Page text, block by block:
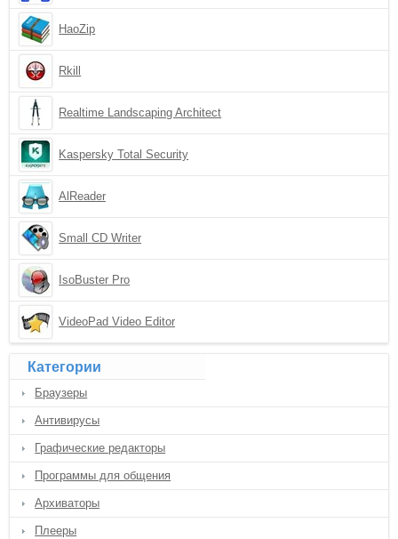
HaoZip
Rkill
Realtime Landscaping Architect
Kaspersky Total Security
AlReader
Small CD Writer
IsoBuster Pro
VideoPad Video Editor
Категории
Браузеры
Антивирусы
Графические редакторы
Программы для общения
Архиваторы
Плееры